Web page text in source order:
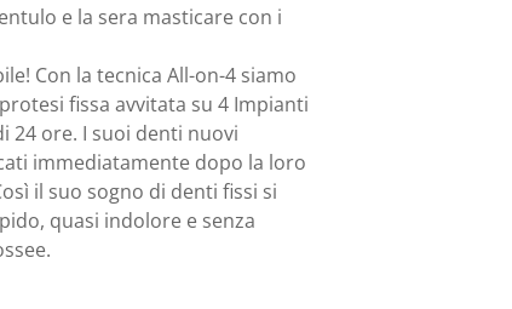
e la sera masticare con i
Con la tecnica All-on-4 siamo
fissa avvitata su 4 Impianti
24 ore. I suoi denti nuovi
immediatamente dopo la loro
il suo sogno di denti fissi si
quasi indolore e senza